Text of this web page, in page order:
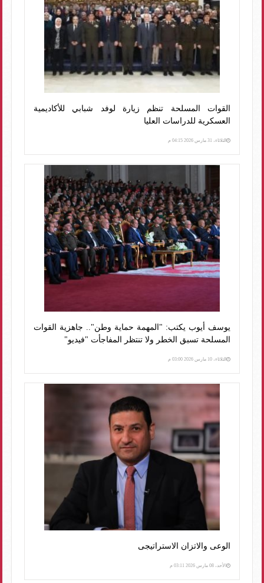
القوات المسلحة تنظم زيارة لوفد شبابي للأكاديمية
العسكرية للدراسات العليا
الثلاثاء، 31 مارس 2026 04:15 م
يوسف أيوب يكتب: "المهمة حماية وطن".. جاهزية القوات
المسلحة تسبق الخطر ولا تنتظر المفاجأت "فيديو"
الثلاثاء، 10 مارس 2026 03:00 م
الوعى والاتزان الاستراتيجى
الأحد، 08 مارس 2026 03:11 م